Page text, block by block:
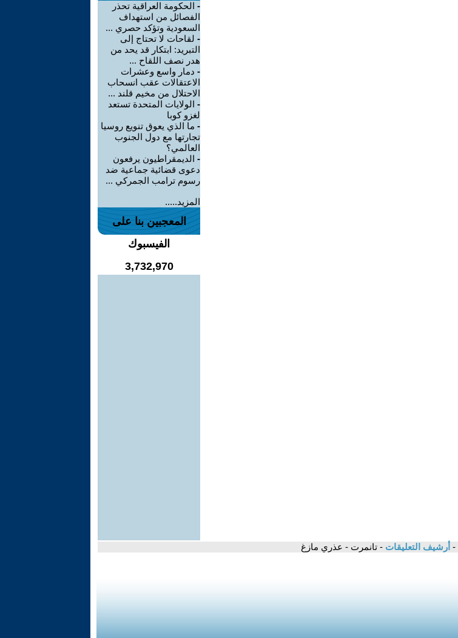
- الحكومة العراقية تحذر
الفصائل من استهداف
السعودية وتؤكد حصري ...
- لقاحات لا تحتاج إلى
التبريد: ابتكار قد يحد من
هدر نصف اللقاح ...
- دمار واسع وعشرات
الاعتقالات عقب انسحاب
الاحتلال من مخيم قلند ...
- الولايات المتحدة تستعد
لغزو كوبا
- ما الذي يعوق تنويع روسيا
تجارتها مع دول الجنوب
العالمي؟
- الديمقراطيون يرفعون
دعوى قضائية جماعية ضد
رسوم ترامب الجمركي ...
المزيد.....
المعجبين بنا على
الفيسبوك
3,732,970
- أرشيف التعليقات - تانمرت - عذري مازغ